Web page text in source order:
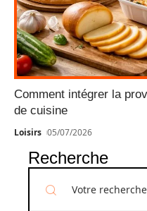
Comment intégrer la
de cuisine
Loisirs 05/07/2026
Recherche